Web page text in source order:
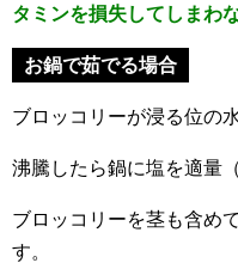
タミンを損失してしまわ
お鍋で茹でる場合
ブロッコリーが浸る位の
沸騰したら鍋に塩を適量
ブロッコリーを茎も含め
す。